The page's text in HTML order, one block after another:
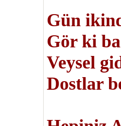
Gün
Gör ki
Veysel
Dostlar